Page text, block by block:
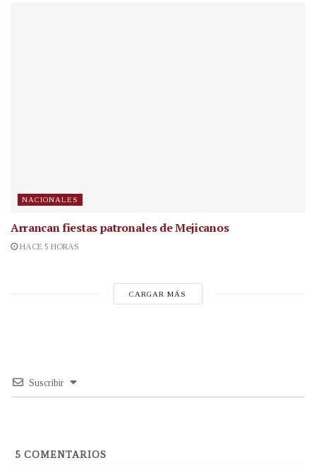
NACIONALES
Arrancan fiestas patronales de Mejicanos
HACE 5 HORAS
CARGAR MÁS
Suscribir
5 COMENTARIOS